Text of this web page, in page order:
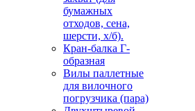
бумажных
отходов, сена,
шерсти, х/б).
Кран-балка Г-
образная
Вилы паллетные
для вилочного
погрузчика (пара)